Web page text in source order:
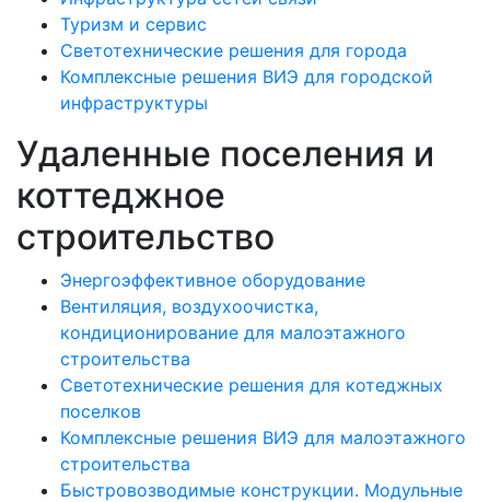
Туризм и сервис
Светотехнические решения для города
Комплексные решения ВИЭ для городской
инфраструктуры
Удаленные поселения и
коттеджное
строительство
Энергоэффективное оборудование
Вентиляция, воздухоочистка,
кондиционирование для малоэтажного
строительства
Светотехнические решения для котеджных
поселков
Комплексные решения ВИЭ для малоэтажного
строительства
Быстровозводимые конструкции. Модульные